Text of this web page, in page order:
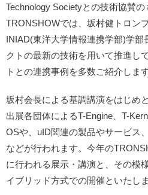
Technology Societyとの技術協賛の
TRONSHOWでは、坂村健トロン
INIAD(東洋大学情報連携学部)学部
クトの最新の技術を用いて推進し
トとの連携事例を多数ご紹介します
坂村会長による基調講演をはじめ
出展各団体によるT-Engine、T-
OSや、uID関連の製品やサービス
などが行われます。今年の
に行われる展示・講演と、その模
イブリッド方式での開催といたしま